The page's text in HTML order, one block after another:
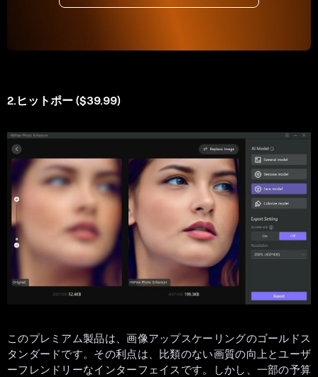
2.ヒットポー ($39.99)
このプレミアム製品は、画像アップスケーリングのゴールドス
タンダードです。その利点は、比類のない画質の向上とユーザ
ーフレンドリーなインターフェイスです。しかし、一部の予算